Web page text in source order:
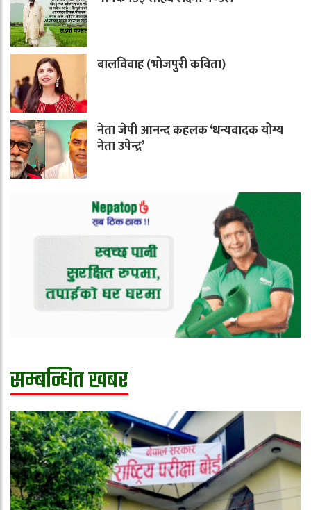
बालविवाह (भोजपुरी कविता)
नेता जेपी आनन्द कहलक ‘धन्यवादक योग्य
नेता उपेन्द्र’
सम्बन्धित खबर